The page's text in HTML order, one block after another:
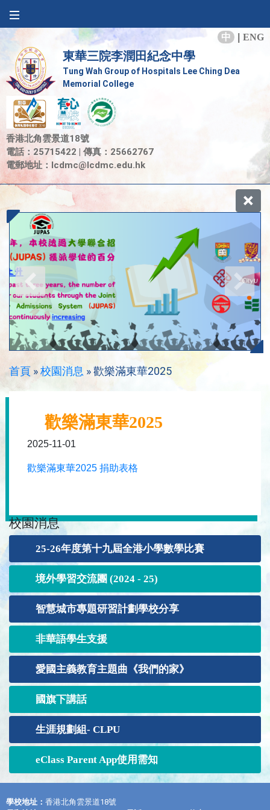
中 ENG
東華三院李潤田紀念中學
Tung Wah Group of Hospitals Lee Ching Dea
Memorial College
香港北角雲景道18號
電話：25715422 | 傳真：25662767
電郵地址： lcdmc@lcdmc.edu.hk
首頁 »校園消息 »歡樂滿東華2025
歡樂滿東華2025
2025-11-01
歡樂滿東華2025 捐助表格
校園消息
25-26年度第十九屆全港小學數學比賽
境外學習交流團 (2024 - 25)
智慧城市專題研習計劃學校分享
非華語學生支援
愛國主義教育主題曲《我們的家》
國旗下講話
生涯規劃組- CLPU
eClass Parent App使用需知
學校地址： 香港北角雲景道18號